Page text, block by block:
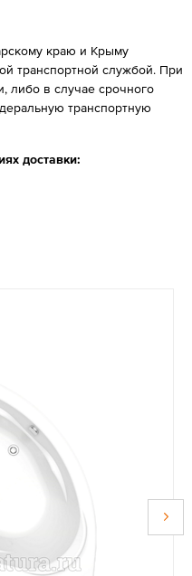
краю и Крыму
транспортной службой. При
либо в случае срочного
транспортную
доставки: